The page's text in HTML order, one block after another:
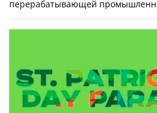
перерабатывающей